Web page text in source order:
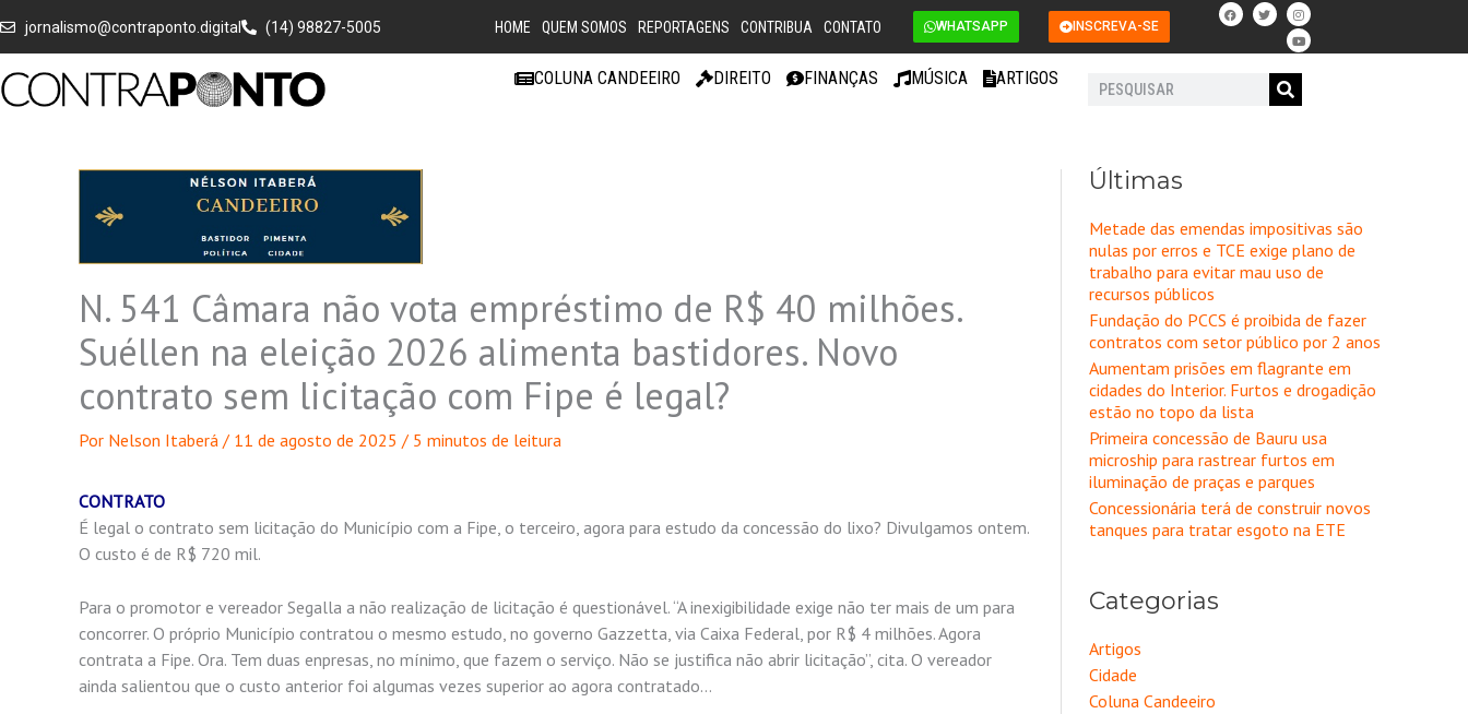
para
conteúdo
jornalismo@contraponto.digital (14) 98827-5005 HOME QUEM SOMOS REPORTAGENS CONTRIBUA CONTATO WHATSAPP INSCREVA-SE
F
a
c
b
T
w
i
t
I
n
s
t
a
r
Y
o
u
t
u
e
COLUNA CANDEEIRO DIREITO FINANÇAS MÚSICA ARTIGOS Pesquisar
N. 541 Câmara não vota empréstimo de R$ 40 milhões.
Suéllen na eleição 2026 alimenta bastidores. Novo
contrato sem licitação com Fipe é legal?
Por Nelson Itaberá / 11 de agosto de 2025 / 5 minutos de leitura
CONTRATO
É legal o contrato sem licitação do Município com a Fipe, o terceiro, agora para estudo da concessão do lixo? Divulgamos ontem.
O custo é de R$ 720 mil.
Para o promotor e vereador Segalla a não realização de licitação é questionável. “A inexigibilidade exige não ter mais de um para
concorrer. O próprio Município contratou o mesmo estudo, no governo Gazzetta, via Caixa Federal, por R$ 4 milhões. Agora
contrata a Fipe. Ora. Tem duas enpresas, no mínimo, que fazem o serviço. Não se justifica não abrir licitação”, cita. O vereador
ainda salientou que o custo anterior foi algumas vezes superior ao agora contratado…
Últimas
Metade das emendas impositivas são
nulas por erros e TCE exige plano de
trabalho para evitar mau uso de
recursos públicos
Fundação do PCCS é proibida de fazer
contratos com setor público por 2 anos
Aumentam prisões em flagrante em
cidades do Interior. Furtos e drogadição
estão no topo da lista
Primeira concessão de Bauru usa
microship para rastrear furtos em
iluminação de praças e parques
Concessionária terá de construir novos
tanques para tratar esgoto na ETE
Categorias
Artigos
Cidade
Coluna Candeeiro